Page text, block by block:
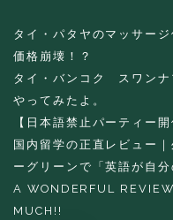
タイ・パタヤのマッサー
価格崩壊！？
タイ・バンコク スワンナ
やってみたよ。
【日本語禁止パーティー
国内留学の正直レビュー
ーグリーンで「英語が自
A WONDERFUL
MUCH!!